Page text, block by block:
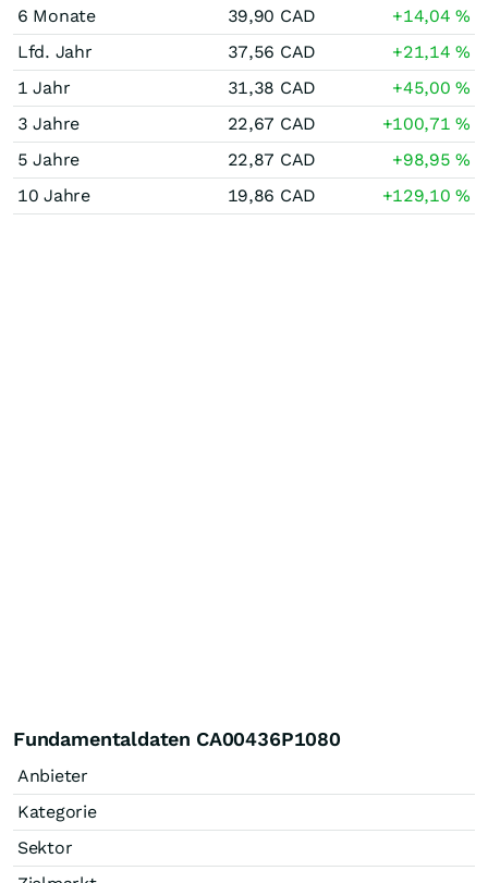
6 Monate
39,90 CAD +14,04%
Lfd. Jahr
37,56 CAD +21,14%
1 Jahr
31,38 CAD +45,00%
3 Jahre
22,67 CAD +100,71%
5 Jahre
22,87 CAD +98,95%
10 Jahre
19,86 CAD +129,10%
Fundamentaldaten CA00436P1080
Anbieter
Kategorie
Sektor